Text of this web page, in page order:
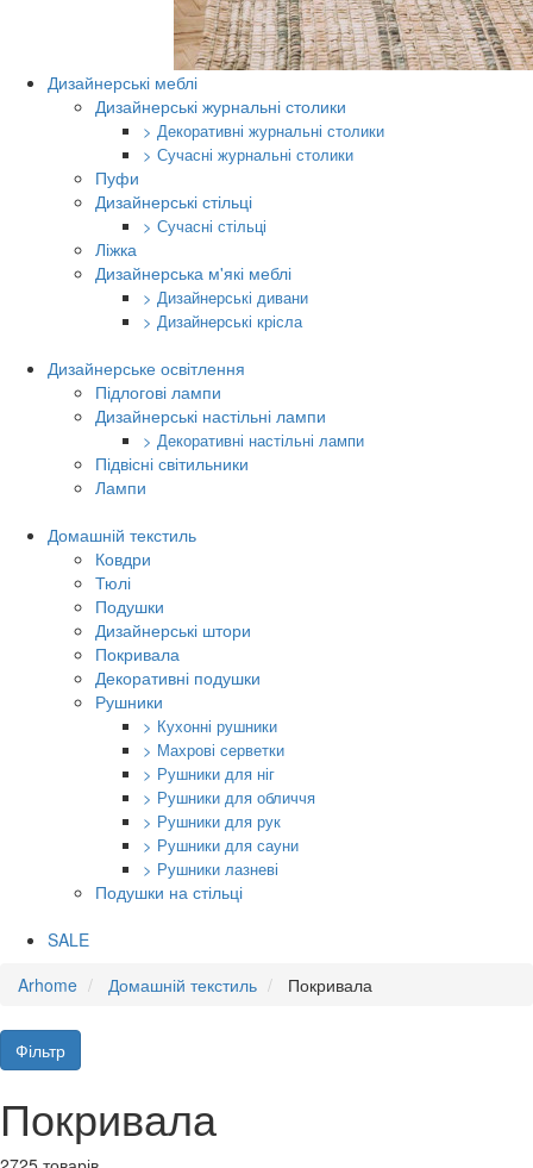
Дизайнерські меблі
Дизайнерські журнальні столики
> Декоративні журнальні столики
> Сучасні журнальні столики
Пуфи
Дизайнерські стільці
> Сучасні стільці
Ліжка
Дизайнерська м'які меблі
> Дизайнерські дивани
> Дизайнерські крісла
Дизайнерське освітлення
Підлогові лампи
Дизайнерські настільні лампи
> Декоративні настільні лампи
Підвісні світильники
Лампи
Домашній текстиль
Ковдри
Тюлі
Подушки
Дизайнерські штори
Покривала
Декоративні подушки
Рушники
> Кухонні рушники
> Махрові серветки
> Рушники для ніг
> Рушники для обличчя
> Рушники для рук
> Рушники для сауни
> Рушники лазневі
Подушки на стільці
SALE
Arhome
Домашній текстиль Покривала
Фільтр
Покривала